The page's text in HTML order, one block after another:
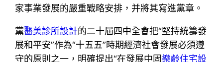
家事業發展的嚴重戰略安排，并將其寫進黨章。
黨醫美診所設計的二十屆四中全會把“堅持統籌發
展和平安”作為“十五五”時期經濟社會發展必須遵
守的原則之一，明確提出“在發展中固樂齡住宅設